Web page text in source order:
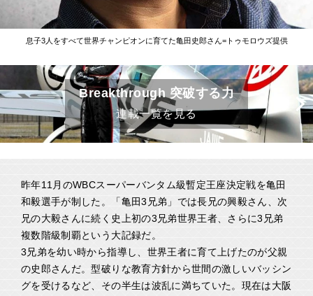
息子3人をすべて世界チャンピオンに育てた亀田史郎さん=トゥモロウズ提供
Breakthrough 突破する力
連載一覧を見る
昨年11月のWBCスーパーバンタム級暫定王座決定戦を亀田
和毅選手が制した。「亀田3兄弟」では長兄の興毅さん、次
兄の大毅さんに続く史上初の3兄弟世界王者、さらに3兄弟
複数階級制覇という大記録だ。
3兄弟を幼い時から指導し、世界王者に育て上げたのが父親
の史郎さんだ。型破りな教育方針から世間の激しいバッシン
グを受けるなど、その半生は波乱に満ちていた。現在は大阪